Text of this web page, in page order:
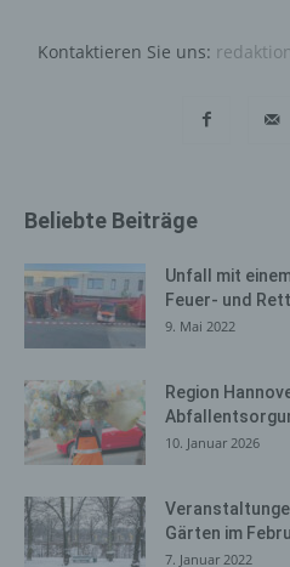
Kontaktieren Sie uns:
Beliebte Beiträge
Unfall mit
Feuer- und
9. Mai 2022
Region
10. Januar 2026
Gärten im
7. Januar 2022
Bei der Nutzung dieser
benötigt, um (1) die Inhalte
Systeme und der Technik
im Falle eines Cyberangriffes
notwendigen Informationen
anonym erhobenen Daten
Ziel ausgewertet, den
Datensicherheit in unserem
um letztlich ein optimales
verarbeiteten
sicherzustellen. Die
werden getrennt von allen
angegebenen